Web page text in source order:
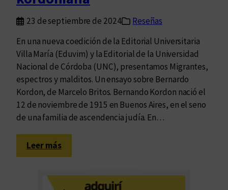
l
f
a
g
m
e
n
t
o
23 de septiembre de 2024
Reseñas
En una nueva coedición de la Editorial Universitaria
Villa María (Eduvim) y la Editorial de la Universidad
Nacional de Córdoba (UNC), presentamos Migrantes,
espectros y malditos. Un ensayo sobre Bernardo
Kordon, de Marcelo Britos. Bernando Kordon nació el
12 de noviembre de 1915 en Buenos Aires, en el seno
de una familia de ascendencia judía. En…
Leer más:
U